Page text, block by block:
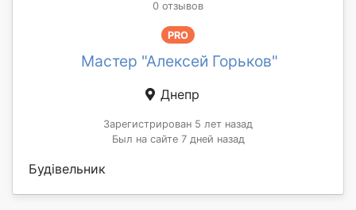
0 отзывов
PRO
Мастер "Алексей Горьков"
Днепр
Зарегистрирован 5 лет назад
Был на сайте 7 дней назад
Будівельник